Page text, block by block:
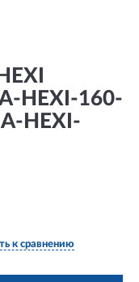
HEXI-160-
HEXI-
к сравнению